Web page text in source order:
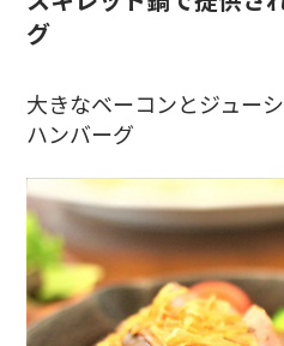
グ
大きなベーコンとジュー
ハンバーグ